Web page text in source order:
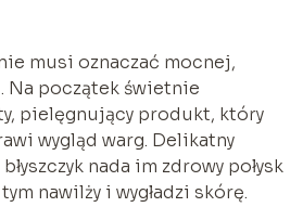
musi oznaczać mocnej,
Na początek świetnie
pielęgnujący produkt, który
wygląd warg. Delikatny
nada im zdrowy połysk
nawilży i wygładzi skórę.